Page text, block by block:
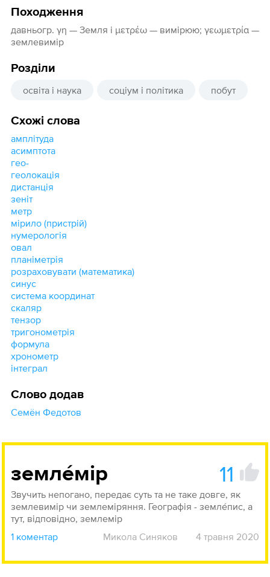
Походження
давньогр. γη — Земля і μετρέω — вимірюю; γεωμετρία —
землевимір
Розділи
освіта і наука соціум і політика побут
Схожі слова
амплітуда
асимптота
гео-
геолокація
дистанція
зеніт
метр
мірило (пристрій)
нумерологія
овал
планіметрія
розраховувати (математика)
синус
система координат
скаляр
тензор
тригонометрія
формула
хронометр
інтеграл
Слово додав
Семён Федотов
землéмір 11
Звучить непогано, передає суть та не таке довге, як
землевимір чи землеміряння. Географія - землéпис, а
тут, відповідно, землемір
1 коментар
Микола Синяков 4 травня 2020